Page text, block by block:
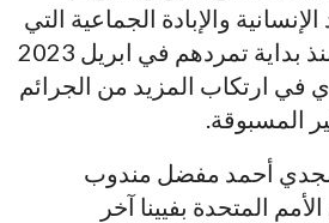
والإبادة الجماعية التي
ارتكبها المتمردون منذ بداية تمردهم في ابريل 2023
في ارتكاب المزيد من الجرائم
المسبوقة.
أحمد مفضل مندوب
المتحدة بفيينا آخر